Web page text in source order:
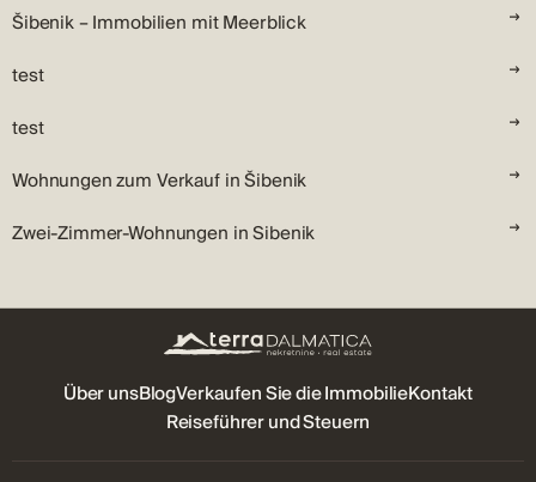
Šibenik – Immobilien mit Meerblick
test
test
Wohnungen zum Verkauf in Šibenik
Zwei-Zimmer-Wohnungen in Sibenik
Über unsBlogVerkaufen Sie die ImmobilieKontakt
Reiseführer und Steuern